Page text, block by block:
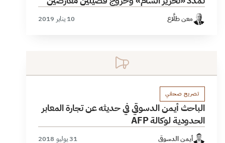
معن طلَّاع 10 يناير 2019
تصريح صحفي
الباحث أيمن الدسوقي في حديثه عن تجارة المعابر
الحدودية لوكالة AFP
أيمن الدسوقي 31 يوليو 2018